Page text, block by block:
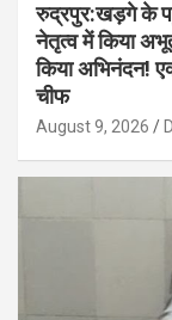
रुद्रपुर:खड़गे के
नेतृत्व में किया
किया अभिनंदन!
चीफ
August 9, 2026